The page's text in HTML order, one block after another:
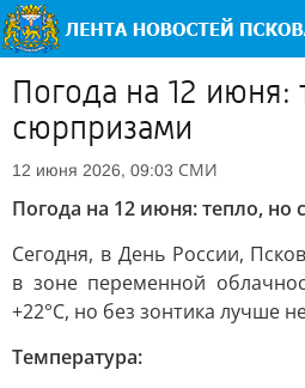
Погода на 12 июня:
сюрпризами
12 июня 2026, 09:03 СМИ
Погода на 12 июня: тепло, но
Сегодня, в День России,
в зоне переменной
+22°C, но без зонтика лучше
Температура: